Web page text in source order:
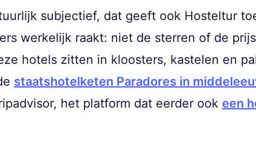
subjectief, dat geeft ook Hosteltur
werkelijk raakt: niet de sterren of de
hotels zitten in kloosters, kastelen en
staatshotelketen Paradores in
het platform dat eerder ook een